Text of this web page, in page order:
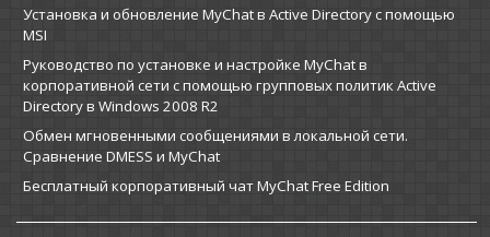
Установка и обновление MyChat в Active Directory с помощью
MSI
Руководство по установке и настройке MyChat в
корпоративной сети с помощью групповых политик Active
Directory в Windows 2008 R2
Обмен мгновенными сообщениями в локальной сети.
Сравнение DMESS и MyChat
Бесплатный корпоративный чат MyChat Free Edition